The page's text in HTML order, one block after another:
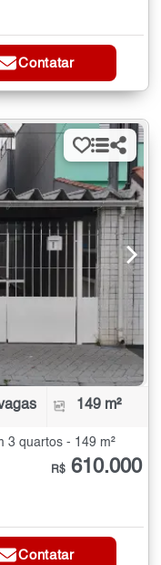
Contatar
149 m²
3 quartos - 149 m²
R$ 610.000
Contatar